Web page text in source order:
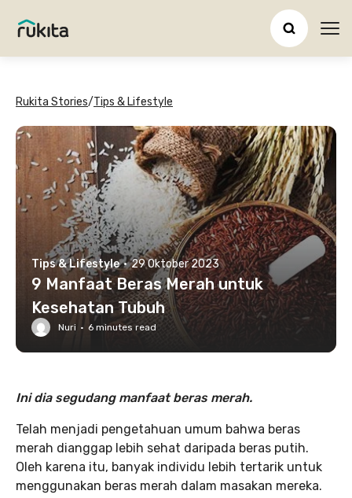
Rukita Stories/Tips & Lifestyle
Tips & Lifestyle · 29 Oktober 2023
9 Manfaat Beras Merah untuk
Kesehatan Tubuh
Nuri · 6 minutes read
Ini dia segudang manfaat beras merah.
Telah menjadi pengetahuan umum bahwa beras
merah dianggap lebih sehat daripada beras putih.
Oleh karena itu, banyak individu lebih tertarik untuk
menggunakan beras merah dalam masakan mereka.